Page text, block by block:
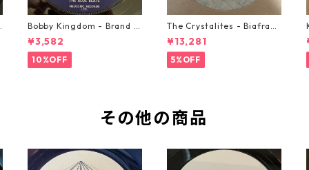
Bobby Kingdom - Brand N
ew Automobile【7-2088
9】
¥3,582
10%OFF
The Crystalites - Biafra
【7-21293】
¥13,281
5%OFF
その他の商品